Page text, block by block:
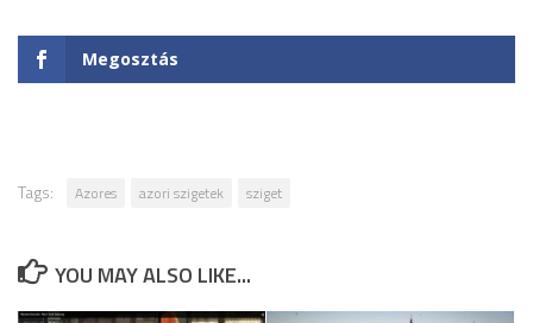
Megosztás
Tags: Azores azori szigetek sziget
YOU MAY ALSO LIKE...